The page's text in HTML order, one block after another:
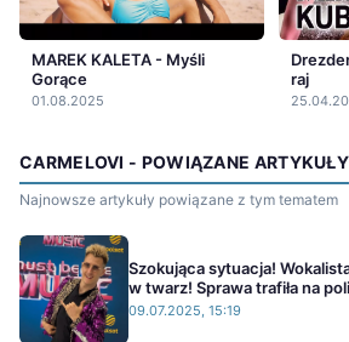
MAREK KALETA - Myśli
Gorące
01.08.2025
raj
CARMELOVI - POWIĄZANE ARTYKUŁY
Najnowsze artykuły powiązane z tym tematem
Szokująca sytuacja!
w twarz! Sprawa trafiła na
09.07.2025, 15:19